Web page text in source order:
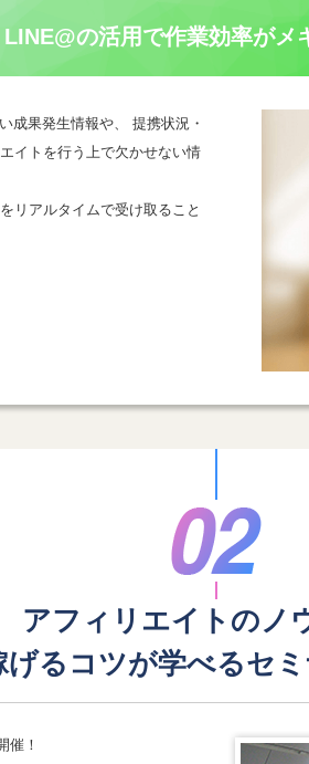
LINE@の活用で作業効率がメ
成果発生情報や、 提携状況・
イトを行う上で欠かせない情
リアルタイムで受け取ること
アフィリエイトのノ
げるコツが学べるセ
催！